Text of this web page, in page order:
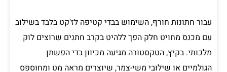
עבור חתונות חורף, השימוש בבדי קטיפה לז'קט בלבד בשילוב
עם מכנס מחויט חלק הפך ללהיט בקרב חתנים שרוצים לוק
מלכותי. בקיץ, הטקסטורה מגיעה מכיוון בדי הפשתן
הגולמיים או שילובי משי-צמר, שיוצרים מראה מט ומחוספס